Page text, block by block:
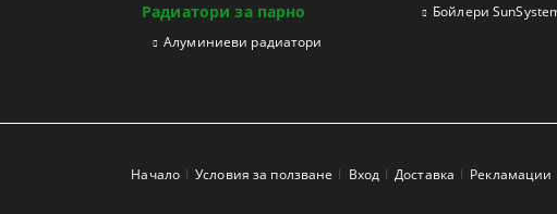
Радиатори за парно
Aлуминиеви радиатори
Бойлери
Начало Условия за ползване Вход Доставка Рекламации